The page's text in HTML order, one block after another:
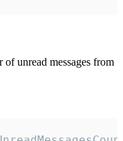
unread messages from